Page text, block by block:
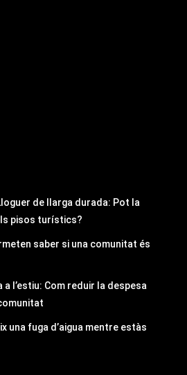
de llarga durada: Pot la
pisos turístics?
saber si una comunitat és
l’estiu: Com reduir la despesa
una fuga d’aigua mentre estàs